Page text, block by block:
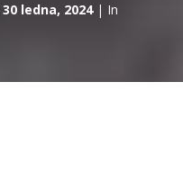
30 ledna, 2024| In